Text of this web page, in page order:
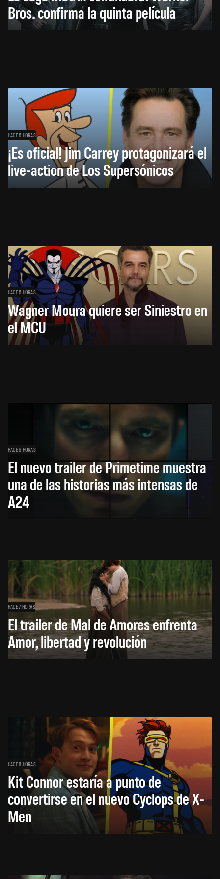
Bros. confirma la quinta película
HACE 6 HORAS
¡Es oficial! Jim Carrey protagonizará el
live-action de Los Supersónicos
HACE 6 HORAS
Wagner Moura quiere ser Siniestro en
el MCU
HACE 6 HORAS
El nuevo trailer de Primetime muestra
una de las historias más intensas de
A24
HACE 7 HORAS
El trailer de Mal de Amores enfrenta
Amor, libertad y revolución
HACE 8 HORAS
Kit Connor estaría a punto de
convertirse en el nuevo Cyclops de X-
Men